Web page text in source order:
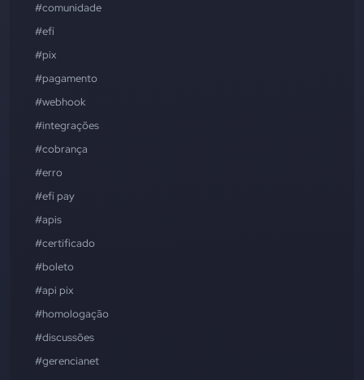
#comunidade
#efí
#pix
#pagamento
#webhook
#integrações
#cobrança
#erro
#efí pay
#apis
#certificado
#boleto
#api pix
#homologação
#discussões
#gerencianet